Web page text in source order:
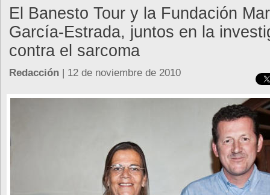
El Banesto Tour y la Fundación
García-Estrada, juntos en la
contra el sarcoma
Redacción | 12 de noviembre de 2010